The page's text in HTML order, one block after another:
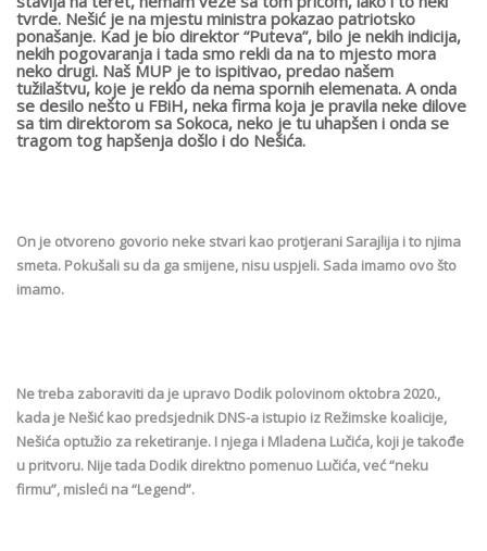
tvrde. Nešić je na mjestu ministra pokazao patriotsko
ponašanje. Kad je bio direktor “Puteva”, bilo je nekih indicija,
nekih pogovaranja i tada smo rekli da na to mjesto mora
neko drugi. Naš MUP je to ispitivao, predao našem
tužilaštvu, koje je reklo da nema spornih elemenata. A onda
se desilo nešto u FBiH, neka firma koja je pravila neke dilove
sa tim direktorom sa Sokoca, neko je tu uhapšen i onda se
tragom tog hapšenja došlo i do Nešića.
On je otvoreno govorio neke stvari kao protjerani Sarajlija i to njima
smeta. Pokušali su da ga smijene, nisu uspjeli. Sada imamo ovo što
imamo.
Ne treba zaboraviti da je upravo Dodik polovinom oktobra 2020.,
kada je Nešić kao predsjednik DNS-a istupio iz Režimske koalicije,
Nešića optužio za reketiranje. I njega i Mladena Lučića, koji je takođe
u pritvoru. Nije tada Dodik direktno pomenuo Lučića, već “neku
firmu”, misleći na “Legend”.